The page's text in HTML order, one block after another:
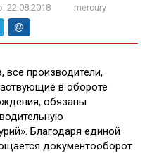
22.08.2018 mercury
все производители,
в обороте
обязаны
Благодаря единой
документооборот